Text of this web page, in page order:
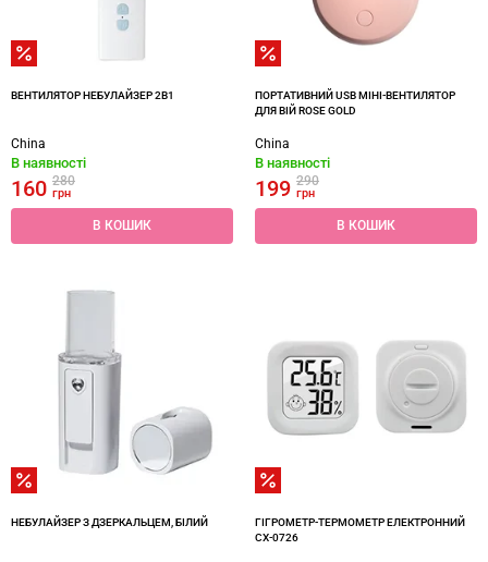
ВЕНТИЛЯТОР НЕБУЛАЙЗЕР 2В1
China
В наявності
160 280
грн
В КОШИК
ПОРТАТИВНИЙ USB МІНІ-ВЕНТИЛЯТОР
ДЛЯ ВІЙ ROSE GOLD
China
В наявності
199 290
грн
В КОШИК
НЕБУЛАЙЗЕР З ДЗЕРКАЛЬЦЕМ, БІЛИЙ
ГІГРОМЕТР-ТЕРМОМЕТР ЕЛЕКТРОННИЙ
CX-0726